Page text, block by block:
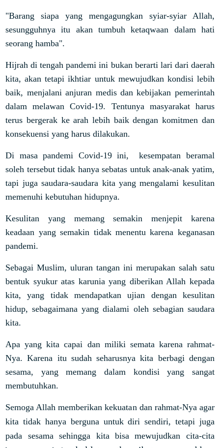
"Barang siapa yang mengagungkan syiar-syiar Allah,
sesungguhnya itu akan tumbuh ketaqwaan dalam hati
seorang hamba".
Hijrah di tengah pandemi ini bukan berarti lari dari daerah
kita, akan tetapi ikhtiar untuk mewujudkan kondisi lebih
baik, menjalani anjuran medis dan kebijakan pemerintah
dalam melawan Covid-19. Tentunya masyarakat harus
terus bergerak ke arah lebih baik dengan komitmen dan
konsekuensi yang harus dilakukan.
Di masa pandemi Covid-19 ini, kesempatan beramal
soleh tersebut tidak hanya sebatas untuk anak-anak yatim,
tapi juga saudara-saudara kita yang mengalami kesulitan
memenuhi kebutuhan hidupnya.
Kesulitan yang memang semakin menjepit karena
keadaan yang semakin tidak menentu karena keganasan
pandemi.
Sebagai Muslim, uluran tangan ini merupakan salah satu
bentuk syukur atas karunia yang diberikan Allah kepada
kita, yang tidak mendapatkan ujian dengan kesulitan
hidup, sebagaimana yang dialami oleh sebagian saudara
kita.
Apa yang kita capai dan miliki semata karena rahmat-
Nya. Karena itu sudah seharusnya kita berbagi dengan
sesama, yang memang dalam kondisi yang sangat
membutuhkan.
Semoga Allah memberikan kekuatan dan rahmat-Nya agar
kita tidak hanya berguna untuk diri sendiri, tetapi juga
pada sesama sehingga kita bisa mewujudkan cita-cita